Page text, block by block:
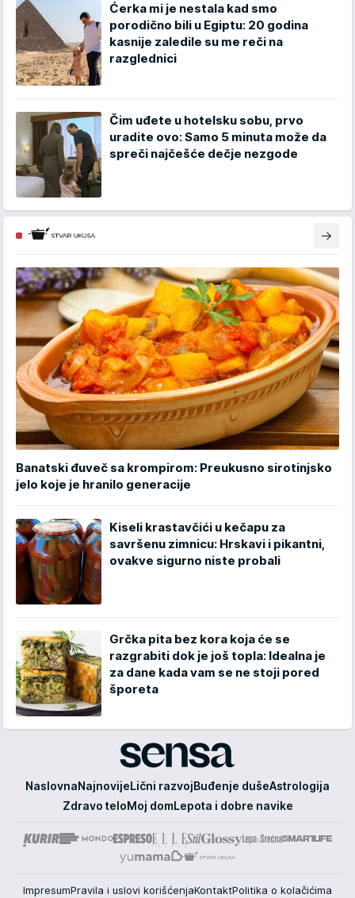
Ćerka mi je nestala kad smo
porodično bili u Egiptu: 20 godina
kasnije zaledile su me reči na
razglednici
Čim uđete u hotelsku sobu, prvo
uradite ovo: Samo 5 minuta može da
spreči najčešće dečje nezgode
Banatski đuveč sa krompirom: Preukusno sirotinjsko
jelo koje je hranilo generacije
Kiseli krastavčići u kečapu za
savršenu zimnicu: Hrskavi i pikantni,
ovakve sigurno niste probali
Grčka pita bez kora koja će se
razgrabiti dok je još topla: Idealna je
za dane kada vam se ne stoji pored
šporeta
Sensa
NaslovnaNajnovijeLični razvojBuđenje dušeAstrologija
Zdravo teloMoj domLepota i dobre navike
ImpresumPravila i uslovi korišćenjaKontaktPolitika o kolačićima